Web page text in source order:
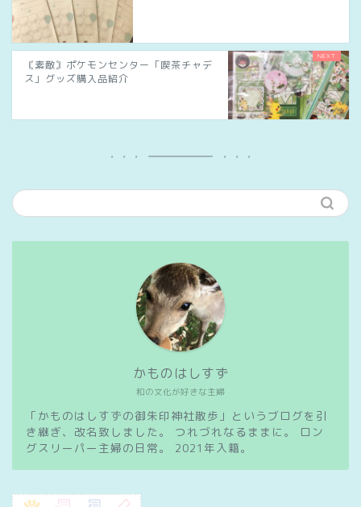
〘素敵〙ポケモンセンター「喫茶チャデ
ス」グッズ購入品紹介
和の文化が好きな主婦
かものはしすず
「かものはしすずの御朱印神社散歩」というブログを引
き継ぎ、改名致しました。 つれづれなるままに。 ロン
グスリーパー主婦の日常。 2021年入籍。